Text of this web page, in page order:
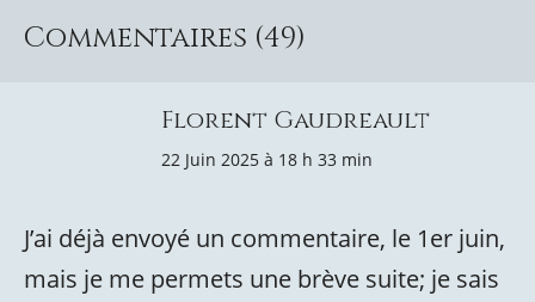
Commentaires (49)
Florent Gaudreault
22 Juin 2025 à 18 h 33 min
J’ai déjà envoyé un commentaire, le 1er juin,
mais je me permets une brève suite; je sais